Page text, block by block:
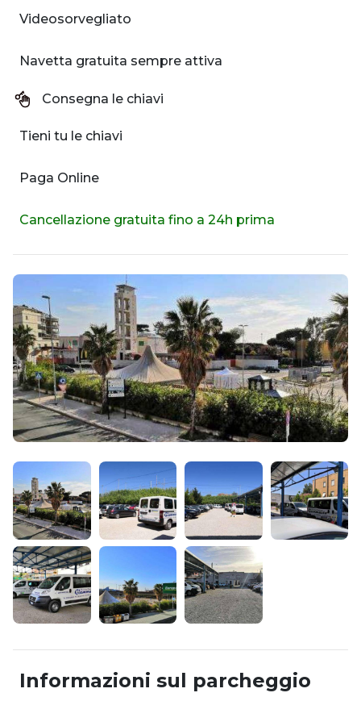
Videosorvegliato
Navetta gratuita sempre attiva
Consegna le chiavi
Tieni tu le chiavi
Paga Online
Cancellazione gratuita fino a 24h prima
Informazioni sul parcheggio